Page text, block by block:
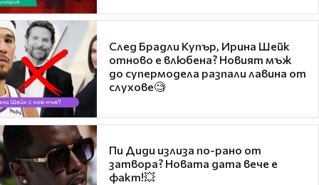
След Брадли Купър, Ирина Шейк
отново е влюбена? Новият мъж
до супермодела разпали лавина от
слухове🧐
Пи Диди излиза по-рано от
затвора? Новата дата вече е
факт!💥